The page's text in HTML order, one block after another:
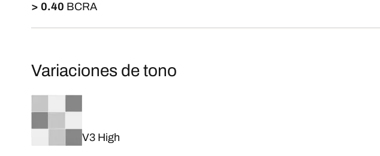
> 0.40 BCRA
Variaciones de tono
V3 High